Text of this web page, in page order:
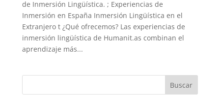
de Inmersión Lingüística. ; Experiencias de
Inmersión en España Inmersión Lingüística en el
Extranjero t ¿Qué ofrecemos? Las experiencias de
inmersión lingüística de Humanit.as combinan el
aprendizaje más...